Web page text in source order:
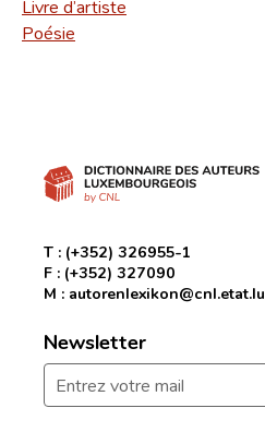
Livre d’artiste
Poésie
T : (+352) 326955-1
F : (+352) 327090
M : autorenlexikon@cnl.etat.lu
Newsletter